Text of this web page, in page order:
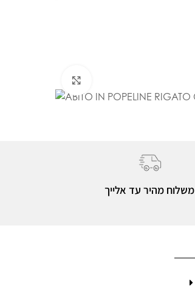
משלוח מהיר עד אלייך